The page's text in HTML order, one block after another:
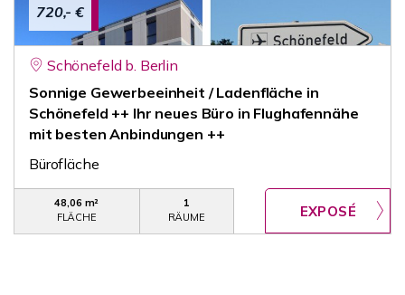
720,- €
Schönefeld b. Berlin
Sonnige Gewerbeeinheit / Ladenfläche in
Schönefeld ++ Ihr neues Büro in Flughafennähe
mit besten Anbindungen ++
Bürofläche
48,06 m²
FLÄCHE
1
RÄUME